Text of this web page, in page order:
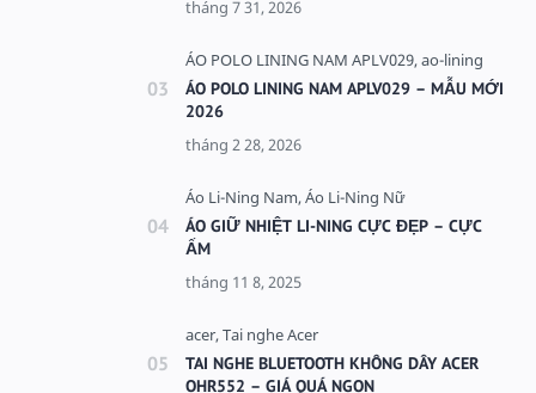
ÁO POLO LINING NAM APLV029 – MẪU MỚI
2026
ÁO GIỮ NHIỆT LI-NING CỰC ĐẸP – CỰC
ẤM
TAI NGHE BLUETOOTH KHÔNG DÂY ACER
OHR552 – GIÁ QUÁ NGON